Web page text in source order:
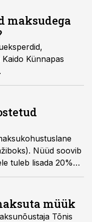
maksudega
Künnapas
Nüüd soovib
tuleb lisada 20%
müük
Tõnis